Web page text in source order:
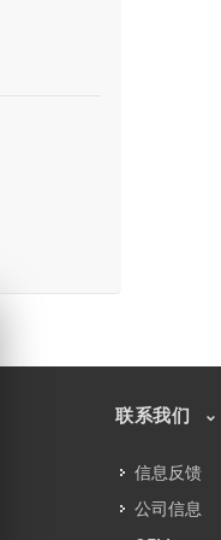
联系我们
信息反馈
公司信息